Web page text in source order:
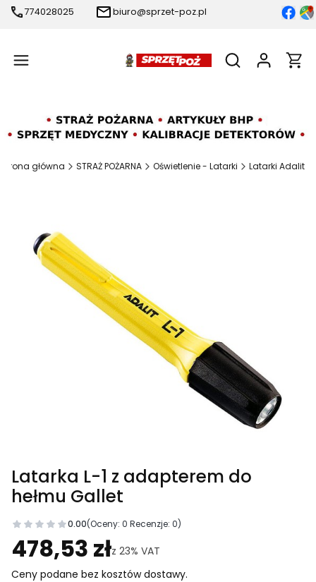
774028025 biuro@sprzet-poz.pl
Otwórz
Strona główna STRAŻ POŻARNA Oświetlenie - Latarki Latarki Adalit
Latarka L-1 z adapterem do
hełmu Gallet
0.00(Oceny: 0 Recenzje: 0)
Przejdź do sekcji Opinie
478,53 złz 23% VAT
Ceny podane bez kosztów dostawy.